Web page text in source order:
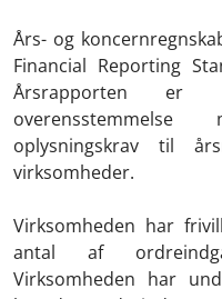
Års- og
Financial Reporting
Årsrapporten er
oplysningskrav til
virksomheder.
Virksomheden har
antal af
Virksomheden har